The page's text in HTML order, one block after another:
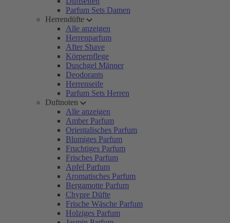
Parfum Sets Damen
Herrendüfte
Alle anzeigen
Herrenparfum
After Shave
Körperpflege
Duschgel Männer
Deodorants
Herrenseife
Parfum Sets Herren
Duftnoten
Alle anzeigen
Amber Parfum
Orientalisches Parfum
Blumiges Parfum
Fruchtiges Parfum
Frisches Parfum
Apfel Parfum
Aromatisches Parfum
Bergamotte Parfum
Chypre Düfte
Frische Wäsche Parfum
Holziges Parfum